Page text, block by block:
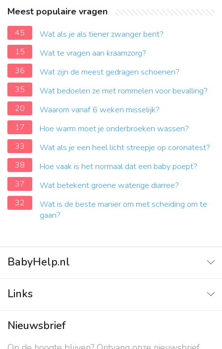
Meest populaire vragen
45
Wat als je als tiener zwanger bent?
15
Wat te vragen aan kraamzorg?
36
Wat zijn de meest gedragen schoenen?
35
Wat bedoelen ze met rommelen voor bevalling?
20
Waarom vanaf 6 weken misselijk?
17
Hoe warm moet je onderbroeken wassen?
33
Wat als je een heel licht streepje op coronatest?
38
Hoe vaak is het normaal dat een baby poept?
37
Wat betekent groene waterige diarree?
32
Wat is de beste manier om met scheiding om te
gaan?
BabyHelp.nl
Vraag & Antwoord
Links
Contact
Nieuwsbrief